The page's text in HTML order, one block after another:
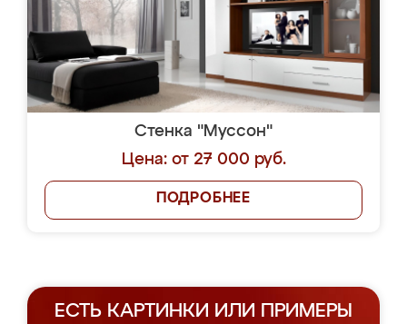
Стенка "Муссон"
Цена: от 27 000 руб.
ПОДРОБНЕЕ
ЕСТЬ КАРТИНКИ ИЛИ ПРИМЕРЫ